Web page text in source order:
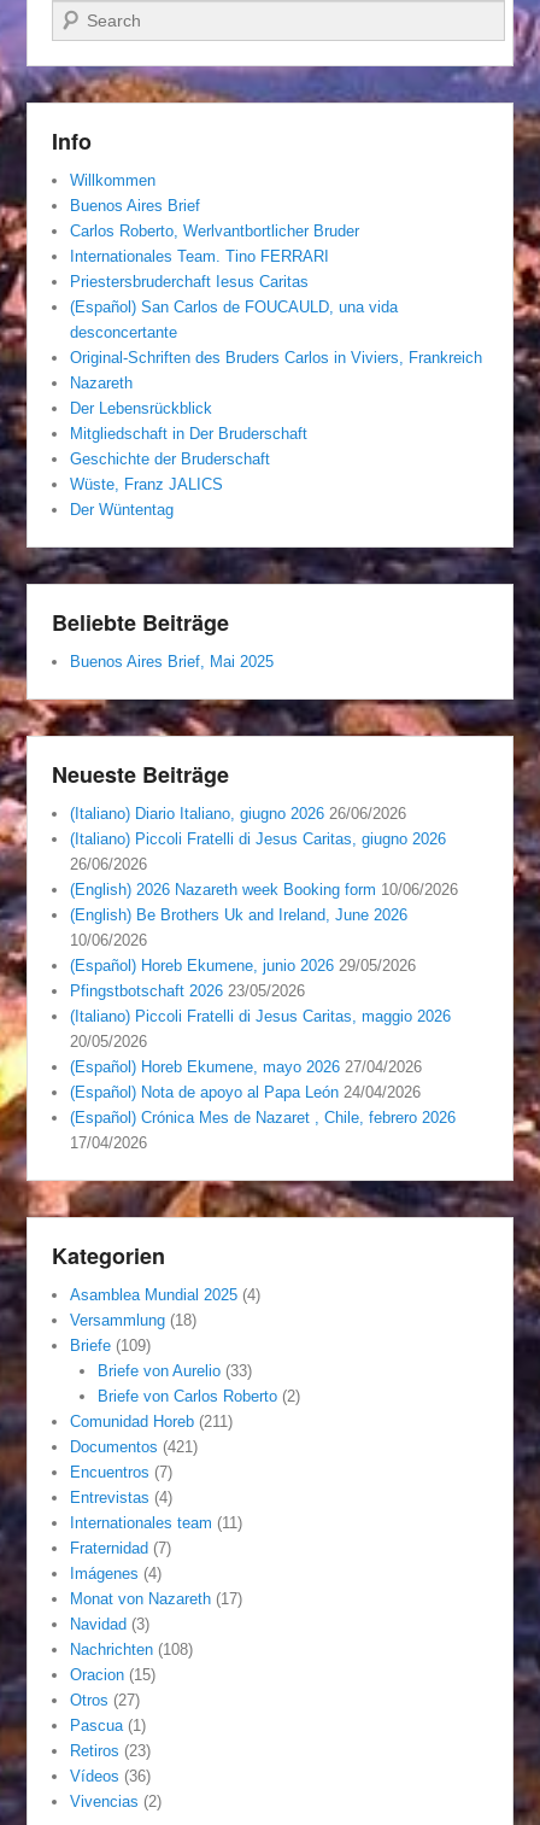
Suchen
Info
Willkommen
Buenos Aires Brief
Carlos Roberto, Werlvantbortlicher Bruder
Internationales Team. Tino FERRARI
Priestersbruderchaft Iesus Caritas
(Español) San Carlos de FOUCAULD, una vida
desconcertante
Original-Schriften des Bruders Carlos in Viviers, Frankreich
Nazareth
Der Lebensrückblick
Mitgliedschaft in Der Bruderschaft
Geschichte der Bruderschaft
Wüste, Franz JALICS
Der Wüntentag
Beliebte Beiträge
Buenos Aires Brief, Mai 2025
Neueste Beiträge
(Italiano) Diario Italiano, giugno 2026 26/06/2026
(Italiano) Piccoli Fratelli di Jesus Caritas, giugno 2026
26/06/2026
(English) 2026 Nazareth week Booking form 10/06/2026
(English) Be Brothers Uk and Ireland, June 2026
10/06/2026
(Español) Horeb Ekumene, junio 2026 29/05/2026
Pfingstbotschaft 2026 23/05/2026
(Italiano) Piccoli Fratelli di Jesus Caritas, maggio 2026
20/05/2026
(Español) Horeb Ekumene, mayo 2026 27/04/2026
(Español) Nota de apoyo al Papa León 24/04/2026
(Español) Crónica Mes de Nazaret , Chile, febrero 2026
17/04/2026
Kategorien
Asamblea Mundial 2025 (4)
Versammlung (18)
Briefe (109)
Briefe von Aurelio(33)
Briefe von Carlos Roberto(2)
Comunidad Horeb (211)
Documentos (421)
Encuentros (7)
Entrevistas (4)
Internationales team (11)
Fraternidad (7)
Imágenes (4)
Monat von Nazareth (17)
Navidad (3)
Nachrichten (108)
Oracion (15)
Otros (27)
Pascua (1)
Retiros (23)
Vídeos (36)
Vivencias (2)